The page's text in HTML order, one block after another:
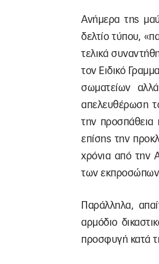
Ανήμερα της
δελτίο τύπου,
τελικά
τον Ειδικό
σωματείων
απελευθέρωση
την προσπάθεια
επίσης την
χρόνια από την
των εκπροσώπων
Παράλληλα,
αρμόδιο
προσφυγή κατά